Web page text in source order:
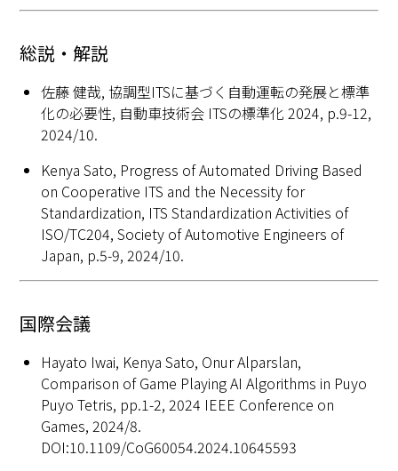
総説・解説
佐藤 健哉, 協調型ITSに基づく自動運転の発展と標準
化の必要性, 自動車技術会 ITSの標準化 2024, p.9-12,
2024/10.
Kenya Sato, Progress of Automated Driving Based
on Cooperative ITS and the Necessity for
Standardization, ITS Standardization Activities of
ISO/TC204, Society of Automotive Engineers of
Japan, p.5-9, 2024/10.
国際会議
Hayato Iwai, Kenya Sato, Onur Alparslan,
Comparison of Game Playing AI Algorithms in Puyo
Puyo Tetris, pp.1-2, 2024 IEEE Conference on
Games, 2024/8.
DOI:10.1109/CoG60054.2024.10645593